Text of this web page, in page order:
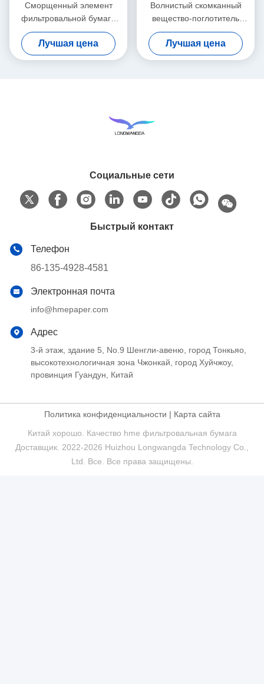
Сморщенный элемент
фильтровальной бумаги
обменника жары и влаги
вещество-поглотителя
влажный
Лучшая цена
Волнистый скомканный
вещество-поглотитель
обмен жары и влаги
фильтровальной бумаги
Лучшая цена
Социальные сети
Быстрый контакт
Телефон
86-135-4928-4581
Электронная почта
info@hmepaper.com
Адрес
3-й этаж, здание 5, No.9 Шенгли-авеню, город Тонкьяо,
высокотехнологичная зона Чжонкай, город Хуйчжоу,
провинция Гуандун, Китай
Политика конфиденциальности | Карта сайта
Китай хорошо. Качество hme фильтровальная бумага
Доставщик. 2022-2026 Huizhou Longwangda Technology Co.,
Ltd. Все. Все права защищены.